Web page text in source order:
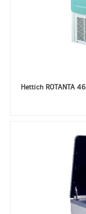
Hettich ROTANTA